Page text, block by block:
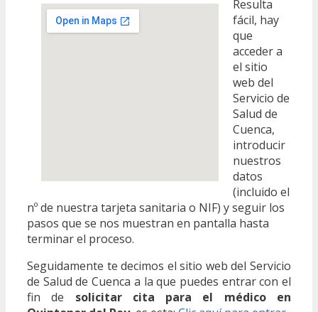
Resulta
fácil, hay
que
acceder a
el sitio
web del
Servicio de
Salud de
Cuenca,
introducir
nuestros
datos
(incluido el
nº de nuestra tarjeta sanitaria o NIF) y seguir los
pasos que se nos muestran en pantalla hasta
terminar el proceso.
Seguidamente te decimos el sitio web del Servicio
de Salud de Cuenca a la que puedes entrar con el
fin de solicitar cita para el médico en